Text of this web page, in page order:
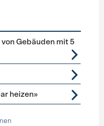
Gebäuden mit 5
heizen»